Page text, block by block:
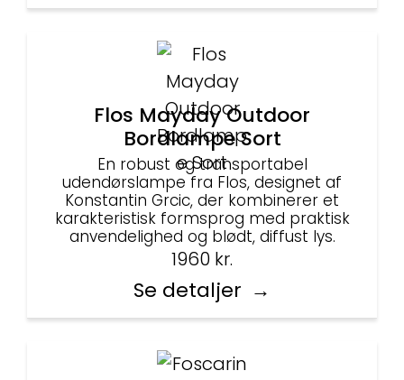
Flos Mayday Outdoor
Bordlampe Sort
En robust og transportabel
udendørslampe fra Flos, designet af
Konstantin Grcic, der kombinerer et
karakteristisk formsprog med praktisk
anvendelighed og blødt, diffust lys.
1960 kr.
Se detaljer